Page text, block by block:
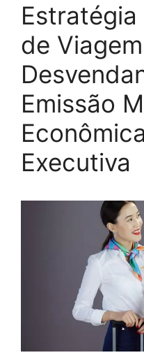
de
Emissão
Executiva